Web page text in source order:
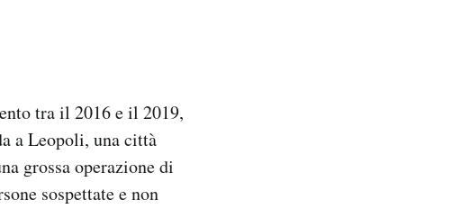
tra il 2016 e il 2019,
a Leopoli, una città
grossa operazione di
sospettate e non